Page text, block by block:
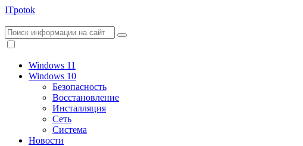
ITpotok
Windows 11
Windows 10
Безопасность
Восстановление
Инсталляция
Сеть
Система
Новости